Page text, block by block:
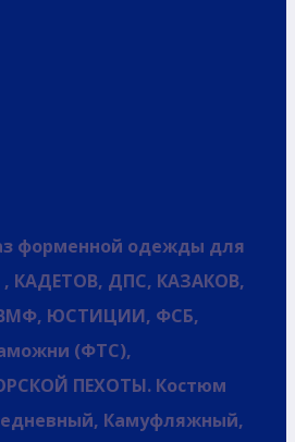
форменной одежды для
ДПС, КАЗАКОВ,
ЮСТИЦИИ, ФСБ,
(ФТС),
ПЕХОТЫ. Костюм
Камуфляжный,